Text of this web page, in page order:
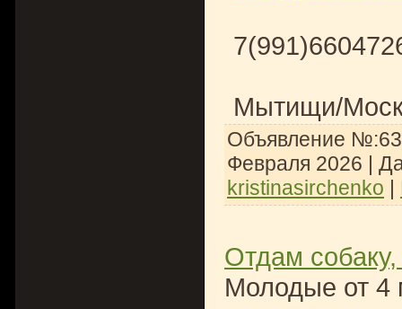
Мытищи/
Объявление
Февраля 2026 |
kristinasirchenko |
Отдам
Молодые от 4